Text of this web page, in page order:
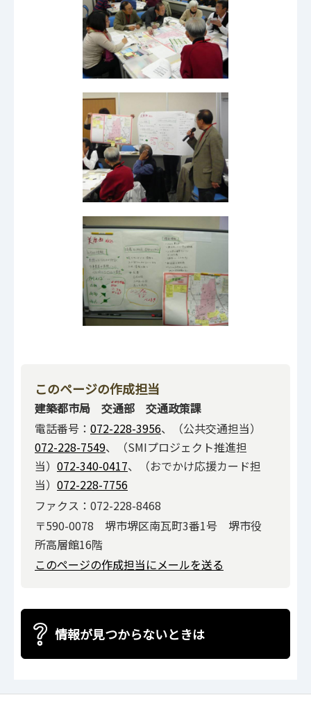
このページの作成担当
建築都市局 交通部 交通政策課
電話番号： 072-228-3956、（公共交通担当）
072-228-7549、（SMIプロジェクト推進担
当） 072-340-0417、（おでかけ応援カード担
当） 072-228-7756
ファクス：072-228-8468
〒590-0078 堺市堺区南瓦町3番1号 堺市役
所高層館16階
このページの作成担当にメールを送る
情報が見つからないときは